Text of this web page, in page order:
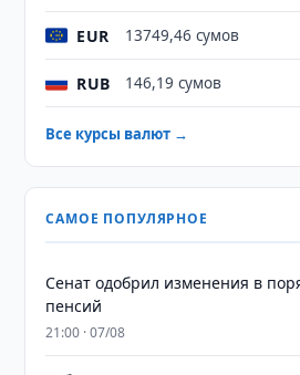
EUR 13749,46 сумов
RUB 146,19 сумов
Все курсы валют →
САМОЕ ПОПУЛЯРНОЕ
Сенат одобрил изменения в
пенсий
21:00 · 07/08